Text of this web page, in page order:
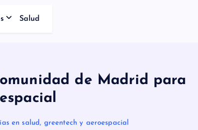
Salud
de Madrid para
en salud, greentech y aeroespacial